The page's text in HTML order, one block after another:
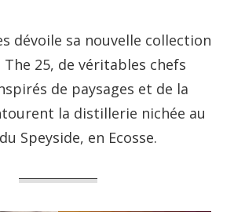
dévoile sa nouvelle collection
The 25, de véritables chefs
de paysages et de la
la distillerie nichée au
Speyside, en Ecosse.